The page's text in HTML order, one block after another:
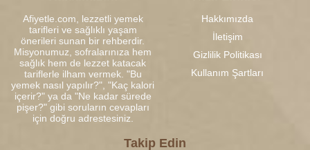
Afiyetle.com, lezzetli yemek
tarifleri ve sağlıklı yaşam
önerileri sunan bir rehberdir.
Misyonumuz, sofralarınıza hem
sağlık hem de lezzet katacak
tariflerle ilham vermek. "Bu
yemek nasıl yapılır?", "Kaç kalori
içerir?" ya da "Ne kadar sürede
pişer?" gibi soruların cevapları
için doğru adrestesiniz.
Hakkımızda
İletişim
Gizlilik Politikası
Kullanım Şartları
Takip Edin